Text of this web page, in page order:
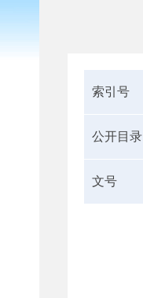
索引号
公开目录
文号